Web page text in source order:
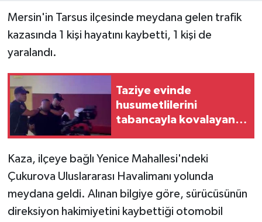
Mersin'in Tarsus ilçesinde meydana gelen trafik
kazasında 1 kişi hayatını kaybetti, 1 kişi de
yaralandı.
Taziye evinde
husumetlilerini
tabancayla kovalayan
Kaza, ilçeye bağlı Yenice Mahallesi'ndeki
Çukurova Uluslararası Havalimanı yolunda
meydana geldi. Alınan bilgiye göre, sürücüsünün
direksiyon hakimiyetini kaybettiği otomobil